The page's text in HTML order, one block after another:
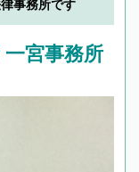
事務所です
宮事務所